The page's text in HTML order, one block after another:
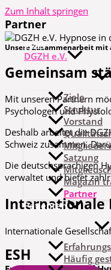
Zum Inhalt springen
Start
DGZH e.V.
Ziele
Struktur
Vorstand
Satzung
Magazin
Partner
Patienten
Häufig
Partner
UnsereZusammenarbeit mit
Gemeinsam
Mit unseren Partnern
Psychologen und
Deshalb arbeitet die
Schweiz zusammen.
Die deutschsprachigen
verwaltet und bietet
Internationale
Internationale
ESH